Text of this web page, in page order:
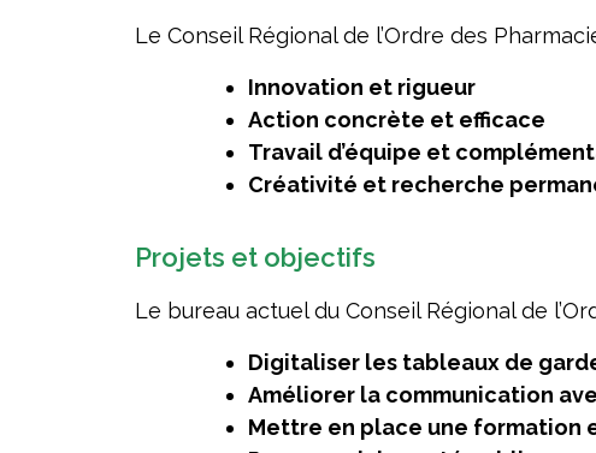
Le Conseil Régional de l’Ordre des
Innovation et rigueur
Action concrète et efficace
Travail d’équipe et
Créativité et recherche
Projets et objectifs
Le bureau actuel du Conseil Régional de
Digitaliser les tableaux de
Améliorer la communication
Mettre en place une formation